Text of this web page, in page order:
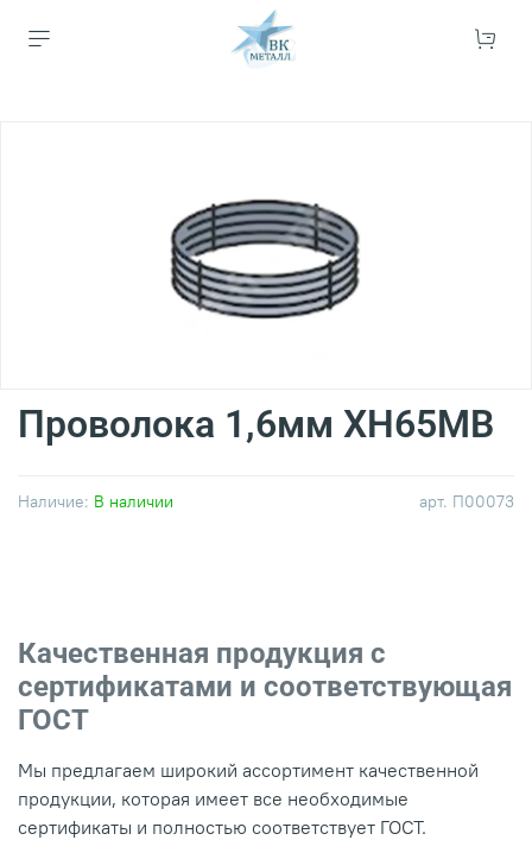
арт. П00073
Наличие: В наличии
Проволока 1,6мм ХН65МВ
Качественная продукция с
сертификатами и соответствующая
ГОСТ
Мы предлагаем широкий ассортимент качественной
продукции, которая имеет все необходимые
сертификаты и полностью соответствует ГОСТ.